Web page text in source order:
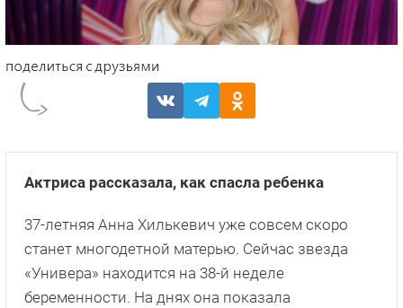
Актриса рассказала, как спасла ребенка
37-летняя Анна Хилькевич уже совсем скоро
станет многодетной матерью. Сейчас звезда
«Универа» находится на 38-й неделе
беременности. На днях она показала